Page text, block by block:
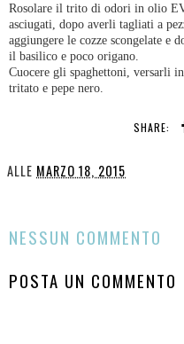
Rosolare il trito di odori in olio
asciugati, dopo averli tagliati a
aggiungere le cozze scongelate
il basilico e poco origano.
Cuocere gli spaghettoni, versarli
tritato e pepe nero.
SHARE: